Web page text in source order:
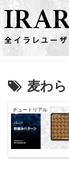
麦わら
チュートリアル